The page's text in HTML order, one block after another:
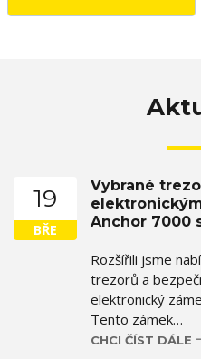
19
BŘE
Vybrané
Anchor 7000
Rozšířili jsme
trezorů a
elektronický
Tento zámek…
CHCI ČÍST DÁLE